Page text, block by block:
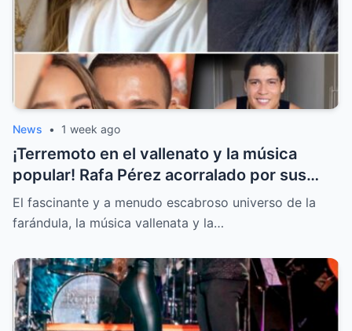
News • 1 week ago
¡Terremoto en el vallenato y la música
popular! Rafa Pérez acorralado por sus
hijos y la llamada secreta sobre la boda de
Jessi Uribe
El fascinante y a menudo escabroso universo de la
farándula, la música vallenata y la…